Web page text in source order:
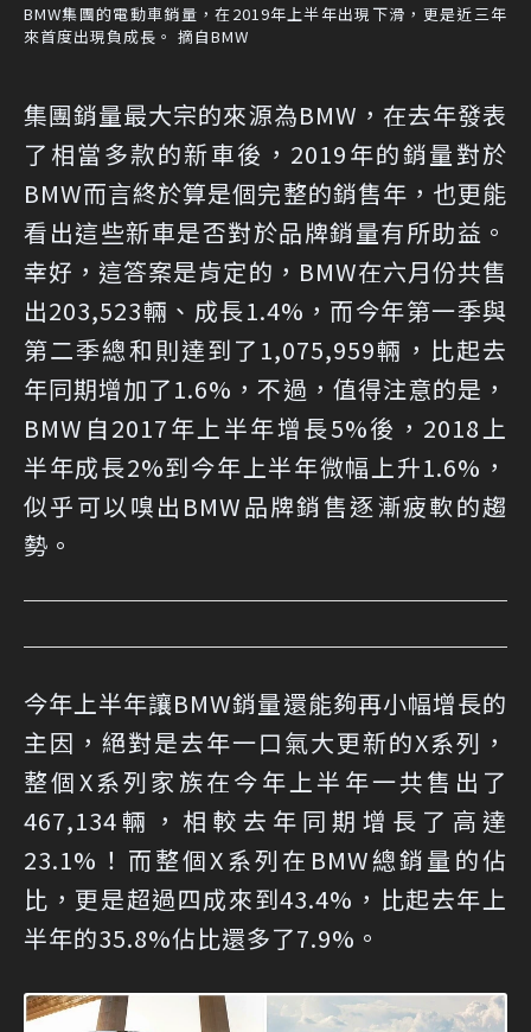
BMW集團的電動車銷量，在2019年上半年出現下滑，更是近三年
來首度出現負成長。 摘自BMW
集團銷量最大宗的來源為BMW，在去年發表
了相當多款的新車後，2019年的銷量對於
BMW而言終於算是個完整的銷售年，也更能
看出這些新車是否對於品牌銷量有所助益。
幸好，這答案是肯定的，BMW在六月份共售
出203,523輛、成長1.4%，而今年第一季與
第二季總和則達到了1,075,959輛，比起去
年同期增加了1.6%，不過，值得注意的是，
BMW自2017年上半年增長5%後，2018上
半年成長2%到今年上半年微幅上升1.6%，
似乎可以嗅出BMW品牌銷售逐漸疲軟的趨
勢。
今年上半年讓BMW銷量還能夠再小幅增長的
主因，絕對是去年一口氣大更新的X系列，
整個X系列家族在今年上半年一共售出了
467,134輛，相較去年同期增長了高達
23.1%！而整個X系列在BMW總銷量的佔
比，更是超過四成來到43.4%，比起去年上
半年的35.8%佔比還多了7.9%。